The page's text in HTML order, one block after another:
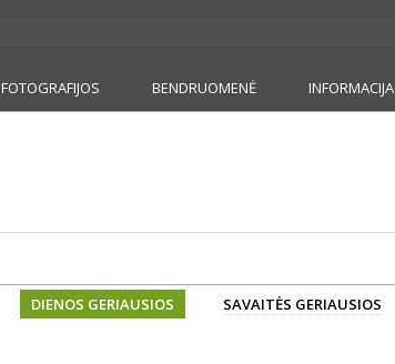
FOTOGRAFIJOS BENDRUOMENĖ INFORMACIJA
DIENOS GERIAUSIOS SAVAITĖS GERIAUSIOS